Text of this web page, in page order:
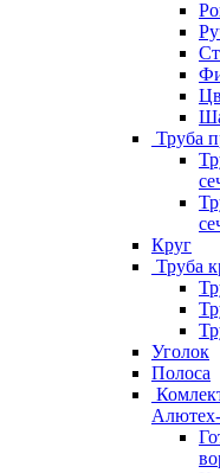
Труба
Круг
Труба
Уголок
Полоса